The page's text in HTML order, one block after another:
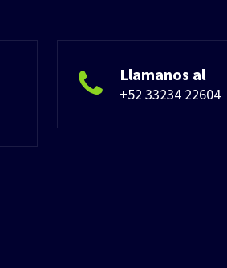
Llamanos al
+52 33234 22604